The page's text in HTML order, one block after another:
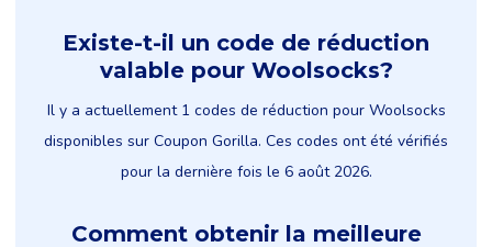
Existe-t-il un code de réduction
valable pour Woolsocks?
Il y a actuellement 1 codes de réduction pour Woolsocks
disponibles sur Coupon Gorilla. Ces codes ont été vérifiés
pour la dernière fois le 6 août 2026.
Comment obtenir la meilleure